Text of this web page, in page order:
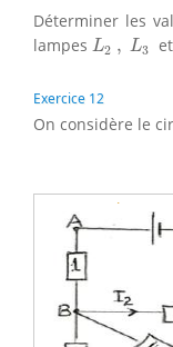
Déterminer les
lampes L2 , L3
L 3 et
Exercice 12
On considère le